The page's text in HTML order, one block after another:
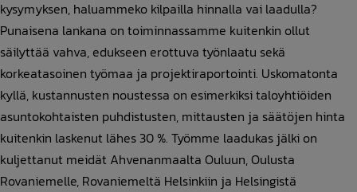
kysymyksen, haluammeko kilpailla hinnalla vai laadulla?
Punaisena lankana on toiminnassamme kuitenkin ollut
säilyttää vahva, edukseen erottuva työnlaatu sekä
korkeatasoinen työmaa ja projektiraportointi. Uskomatonta
kyllä, kustannusten noustessa on esimerkiksi taloyhtiöiden
asuntokohtaisten puhdistusten, mittausten ja säätöjen hinta
kuitenkin laskenut lähes 30 %. Työmme laadukas jälki on
kuljettanut meidät Ahvenanmaalta Ouluun, Oulusta
Rovaniemelle, Rovaniemeltä Helsinkiin ja Helsingistä